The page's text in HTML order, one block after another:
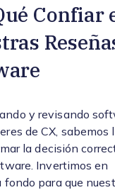
Confiar
y revisando
de CX, sabemos
la decisión
Invertimos en
para que